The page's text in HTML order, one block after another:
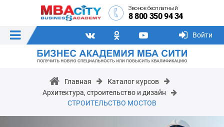
Звонок бесплатный
8 800 350 94 34
Войти
Главная
Каталог курсов
Архитектура, строительство и дизайн
СТРОИТЕЛЬСТВО МОСТОВ